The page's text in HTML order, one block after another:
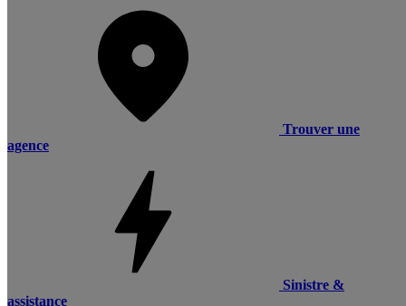
Trouver une
agence
Sinistre &
assistance